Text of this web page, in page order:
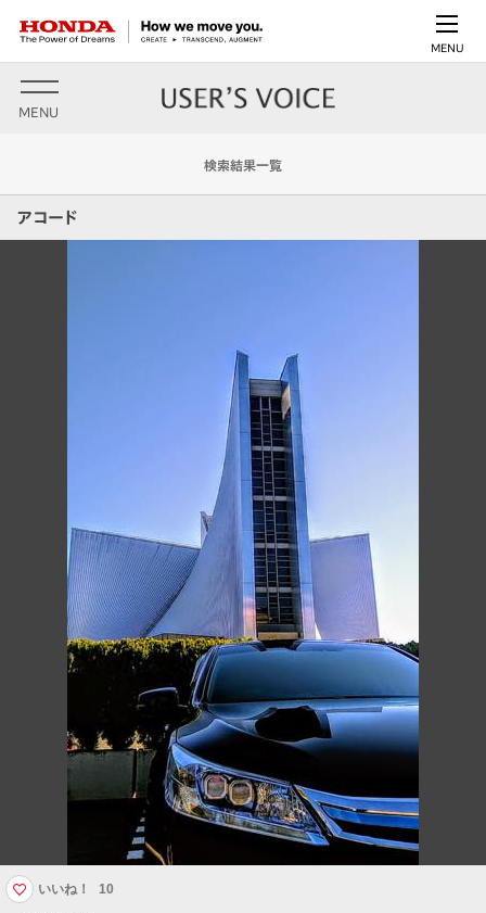
MENU
MENU
検索結果一覧
アコード
いいね！ 10